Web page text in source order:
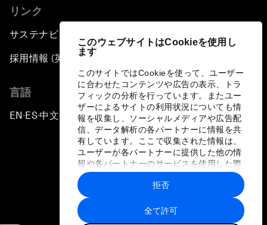
このウェブサイトはCookieを使用し
ます
このサイトではCookieを使って、ユーザー
に合わせたコンテンツや広告の表示、トラ
フィックの分析を行っています。またユー
ザーによるサイトの利用状況についても情
報を収集し、ソーシャルメディアや広告配
信、データ解析の各パートナーに情報を共
有しています。ここで収集された情報は、
ユーザーが各パートナーに提供した他の情
報や各パートナーのサービスを使用した際
に収集された情報と組み合わされ、各パー
トナーによって使用されることがありま
す。
全て許可
拒否
リンク
サステナビリティへの取り組み
採用情報 (英語のみ)
言語
EN ▪ES▪中文▪ 日本語
プライバシーポリシーと利用規約
サイトマップ